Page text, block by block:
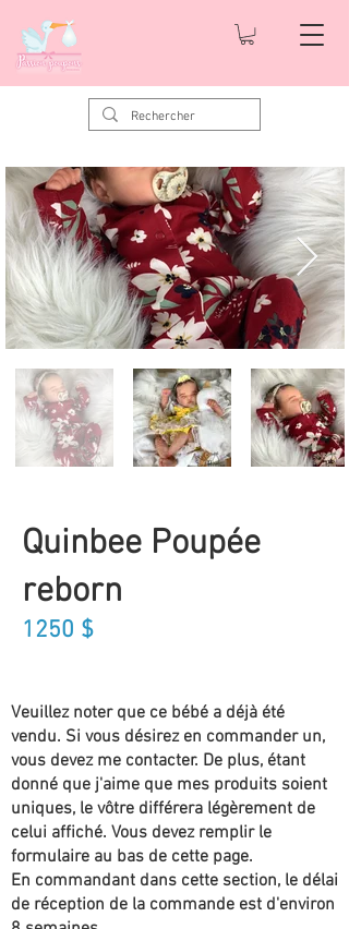
Quinbee Poupée
reborn
1250 $
Veuillez noter que ce bébé a déjà été
vendu. Si vous désirez en commander un,
vous devez me contacter. De plus, étant
donné que j'aime que mes produits soient
uniques, le vôtre différera légèrement de
celui affiché. Vous devez remplir le
formulaire au bas de cette page.
En commandant dans cette section, le délai
de réception de la commande est d'environ